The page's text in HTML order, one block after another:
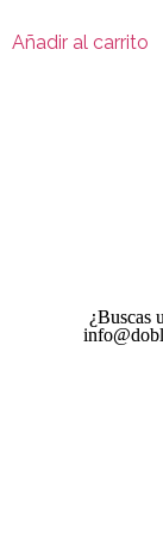
Añadir al carrito
¿Buscas